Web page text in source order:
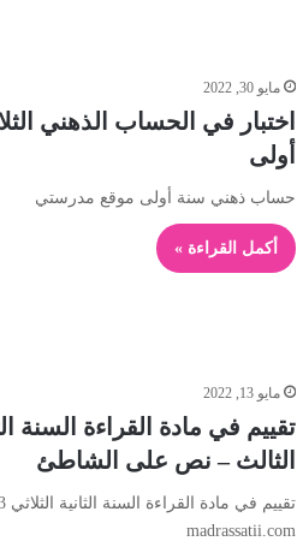
مايو 30, 2022
اختبار في الحساب الذهني
أولى
حساب ذهني سنة أولى موقع مدرستي
أكمل القراءة »
مايو 13, 2022
تقييم في مادة القراءة السنة
الثالث – نص على الشاطئ
madrassatii.com